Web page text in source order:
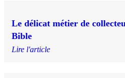
Le délicat métier de
Bible
Lire l'article